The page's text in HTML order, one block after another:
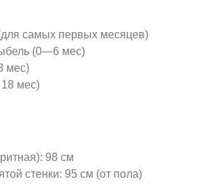
самых первых месяцев)
(0—6 мес)
мес)
мес)
98 см
стенки: 95 см (от пола)